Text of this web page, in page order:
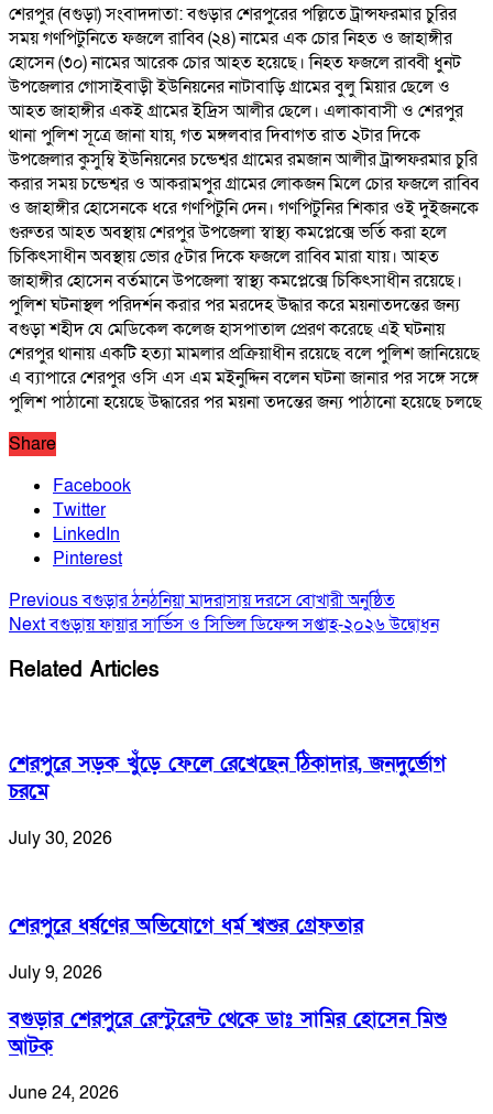
শেরপুর (বগুড়া) সংবাদদাতা: বগুড়ার শেরপুরের পল্লিতে ট্রান্সফরমার চুরির
সময় গণপিটুনিতে ফজলে রাব্বি (২৪) নামের এক চোর নিহত ও জাহাঙ্গীর
হোসেন (৩০) নামের আরেক চোর আহত হয়েছে। নিহত ফজলে রাব্বী ধুনট
উপজেলার গোসাইবাড়ী ইউনিয়নের নাটাবাড়ি গ্রামের বুলু মিয়ার ছেলে ও
আহত জাহাঙ্গীর একই গ্রামের ইদ্রিস আলীর ছেলে। এলাকাবাসী ও শেরপুর
থানা পুলিশ সূত্রে জানা যায়, গত মঙ্গলবার দিবাগত রাত ২টার দিকে
উপজেলার কুসুম্বি ইউনিয়নের চন্ডেশ্বর গ্রামের রমজান আলীর ট্রান্সফরমার চুরি
করার সময় চন্ডেশ্বর ও আকরামপুর গ্রামের লোকজন মিলে চোর ফজলে রাব্বি
ও জাহাঙ্গীর হোসেনকে ধরে গণপিটুনি দেন। গণপিটুনির শিকার ওই দুইজনকে
গুরুতর আহত অবস্থায় শেরপুর উপজেলা স্বাস্থ্য কমপ্লেক্সে ভর্তি করা হলে
চিকিৎসাধীন অবস্থায় ভোর ৫টার দিকে ফজলে রাব্বি মারা যায়। আহত
জাহাঙ্গীর হোসেন বর্তমানে উপজেলা স্বাস্থ্য কমপ্লেক্সে চিকিৎসাধীন রয়েছে।
পুলিশ ঘটনাস্থল পরিদর্শন করার পর মরদেহ উদ্ধার করে ময়নাতদন্তের জন্য
বগুড়া শহীদ যে মেডিকেল কলেজ হাসপাতাল প্রেরণ করেছে এই ঘটনায়
শেরপুর থানায় একটি হত্যা মামলার প্রক্রিয়াধীন রয়েছে বলে পুলিশ জানিয়েছে
এ ব্যাপারে শেরপুর ওসি এস এম মইনুদ্দিন বলেন ঘটনা জানার পর সঙ্গে সঙ্গে
পুলিশ পাঠানো হয়েছে উদ্ধারের পর ময়না তদন্তের জন্য পাঠানো হয়েছে চলছে
Share
Facebook
Twitter
LinkedIn
Pinterest
Previousবগুড়ার ঠনঠনিয়া মাদরাসায় দরসে বোখারী অনুষ্ঠিত
Nextবগুড়ায় ফায়ার সার্ভিস ও সিভিল ডিফেন্স সপ্তাহ-২০২৬ উদ্বোধন
Related Articles
শেরপুরে সড়ক খুঁড়ে ফেলে রেখেছেন ঠিকাদার, জনদুর্ভোগ
চরমে
July 30, 2026
শেরপুরে ধর্ষণের অভিযোগে ধর্ম শ্বশুর গ্রেফতার
July 9, 2026
বগুড়ার শেরপুরে রেস্টুরেন্ট থেকে ডাঃ সামির হোসেন মিশু
আটক
June 24, 2026